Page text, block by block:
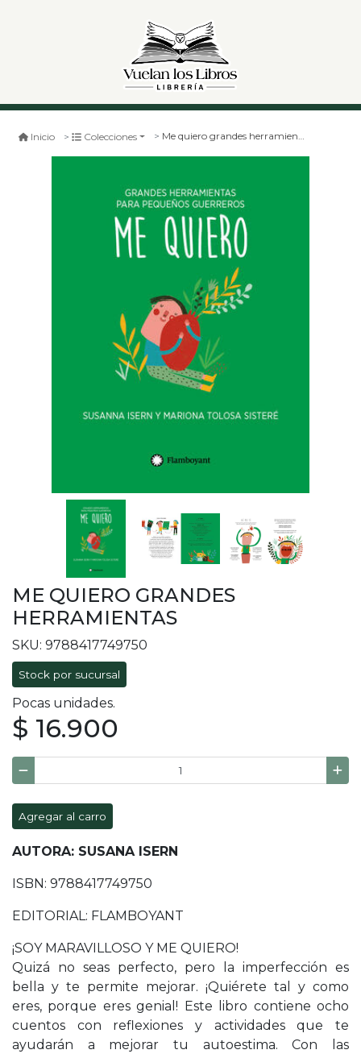
Inicio Colecciones Me quiero grandes herramientas
ME QUIERO GRANDES
HERRAMIENTAS
SKU: 9788417749750
Stock por sucursal
Pocas unidades.
$ 16.900
Agregar al carro
AUTORA: SUSANA ISERN
ISBN: 9788417749750
EDITORIAL: FLAMBOYANT
¡SOY MARAVILLOSO Y ME QUIERO!
Quizá no seas perfecto, pero la imperfección es
bella y te permite mejorar. ¡Quiérete tal y como
eres, porque eres genial! Este libro contiene ocho
cuentos con reflexiones y actividades que te
ayudarán a mejorar tu autoestima. Con las